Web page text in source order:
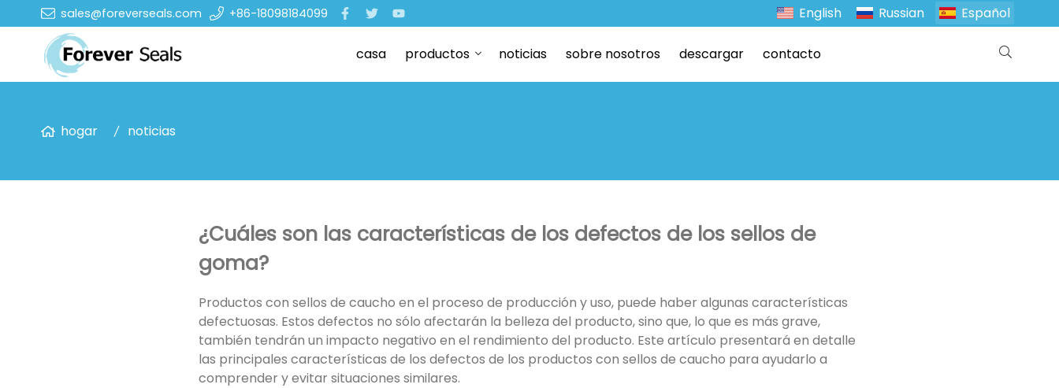
sales@foreverseals.com +86-18098184099 English Russian Español
casa productos noticias sobre nosotros descargar contacto
hogar noticias
¿Cuáles son las características de los defectos de los sellos de
goma?
Productos con sellos de caucho en el proceso de producción y uso, puede haber algunas características
defectuosas. Estos defectos no sólo afectarán la belleza del producto, sino que, lo que es más grave,
también tendrán un impacto negativo en el rendimiento del producto. Este artículo presentará en detalle
las principales características de los defectos de los productos con sellos de caucho para ayudarlo a
comprender y evitar situaciones similares.